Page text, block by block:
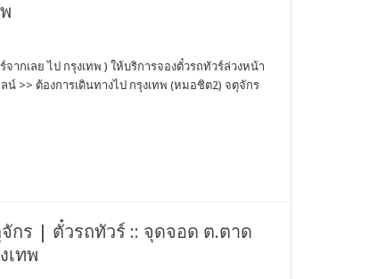
ากเลย ไป กรุงเทพ ) ให้บริการจองตั๋วรถทัวร์ล่วงหน้า
>> ต้องการเดินทางไป กรุงเทพ (หมอชิต2) จตุจักร
กร | ตั๋วรถทัวร์ :: จุดจอด ต.ตาด
เทพ